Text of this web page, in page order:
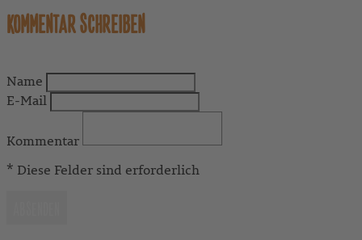
KOMMENTAR SCHREIBEN
Name
E-Mail
Kommentar
* Diese Felder sind erforderlich